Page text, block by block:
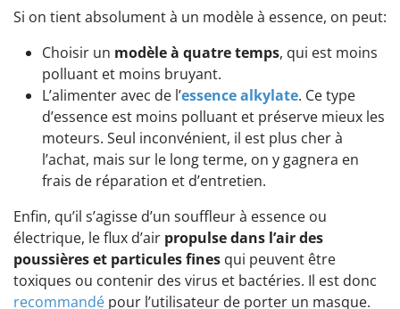
Si on tient absolument à un modèle à essence, on peut:
Choisir un modèle à quatre temps, qui est moins
polluant et moins bruyant.
L’alimenter avec de l’essence alkylate. Ce type
d’essence est moins polluant et préserve mieux les
moteurs. Seul inconvénient, il est plus cher à
l’achat, mais sur le long terme, on y gagnera en
frais de réparation et d’entretien.
Enfin, qu’il s’agisse d’un souffleur à essence ou
électrique, le flux d’air propulse dans l’air des
poussières et particules fines qui peuvent être
toxiques ou contenir des virus et bactéries. Il est donc
recommandé pour l’utilisateur de porter un masque.